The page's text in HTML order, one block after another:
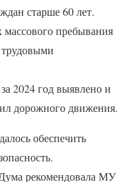
старше 60 лет.
массового пребывания
2024 год выявлено и
дорожного движения.
обеспечить
рекомендовала МУ